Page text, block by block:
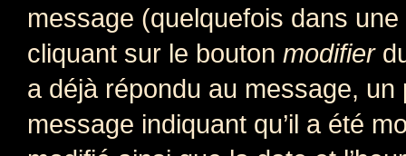
message (quelquefois dans
cliquant sur le bouton modifier
a déjà répondu au message, un
message indiquant qu’il a été